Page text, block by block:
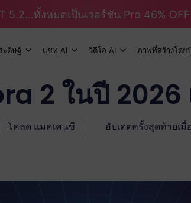
5.2...ทั้งหมดเป็นเวอร์ชัน Pro 46% OFF
ะดิษฐ์ แชท AI วิดีโอ AI ภาพที่สร้างโด
2 ในปี 2026
โคลด แมคเคนซี อัปเดตครั้งสุดท้ายเ